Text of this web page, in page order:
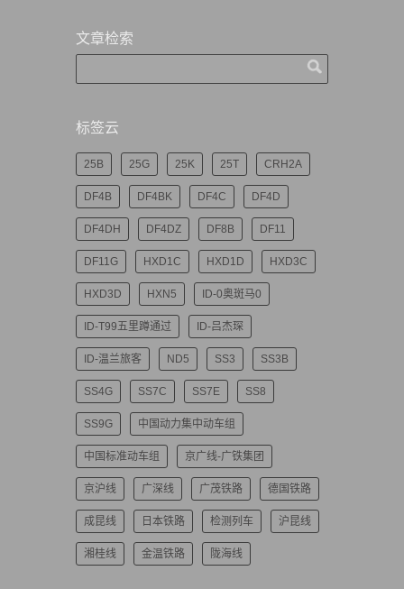
文章检索
标签云
25B 25G 25K 25T CRH2A
DF4B DF4BK DF4C DF4D
DF4DH DF4DZ DF8B DF11
DF11G HXD1C HXD1D HXD3C
HXD3D HXN5 ID-0奥斑马0
ID-T99五里蹲通过 ID-吕杰琛
ID-温兰旅客 ND5 SS3 SS3B
SS4G SS7C SS7E SS8
SS9G 中国动力集中动车组
中国标准动车组 京广线-广铁集团
京沪线 广深线 广茂铁路 德国铁路
成昆线 日本铁路 检测列车 沪昆线
湘桂线 金温铁路 陇海线